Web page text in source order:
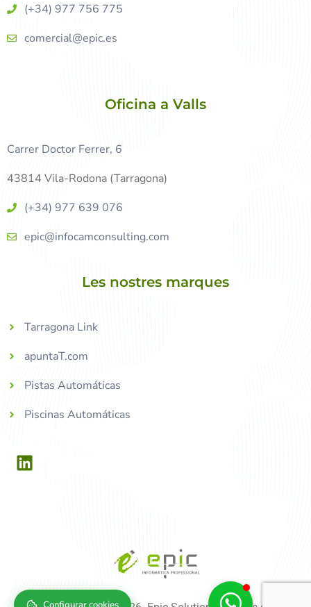
(+34) 977 756 775
comercial@epic.es
Oficina a Valls
Carrer Doctor Ferrer, 6
43814 Vila-Rodona (Tarragona)
(+34) 977 639 076
epic@infocamconsulting.com
Les nostres marques
Tarragona Link
apuntaT.com
Pistas Automáticas
Piscinas Automáticas